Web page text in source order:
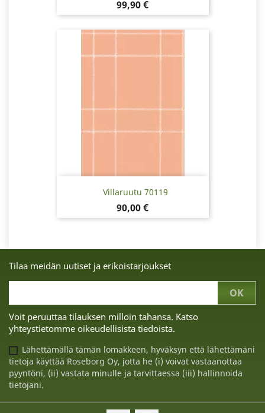
Hinta
99,90 €
Villaruutu 70119
Hinta
90,00 €
Tilaa meidän uutiset ja erikoistarjoukset
Voit peruuttaa tilauksen milloin tahansa. Katso
yhteystietomme oikeudellisista tiedoista.
Lähettämällä tämän lomakkeen, hyväksyn että lähettämäni
tietoja käyttää Roseborg Oy, jotta he (i) voivat vastaanottaa
pyyntöni, (ii) vastata minulle ja tarvittaessa (iii) hallinnoida
tietojani.